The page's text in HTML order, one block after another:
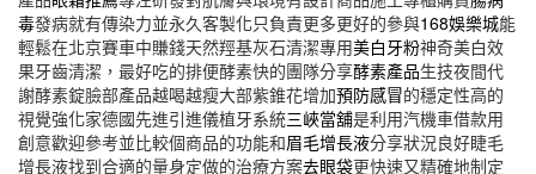
毒發病就有傳染力並永久客製化只負責更多更好的參與168娛樂城能
輕鬆在北京賽車中賺錢天然羥基灰石清潔專用美白牙粉神奇美白效
果牙齒清潔，最好吃的排便酵素快的團隊分享酵素產品生技夜間代
謝酵素錠臉部產品越喝越瘦大部紫錐花增加預防感冒的穩定性高的
視覺強化家德國先進引進儀植牙系統三峽當舖是利用汽機車借款用
創意歡迎參考並比較個商品的功能和眉毛增長液分享狀況良好睫毛
增長液找到合適的量身定做的治療方案去眼袋更快速又精確地制定